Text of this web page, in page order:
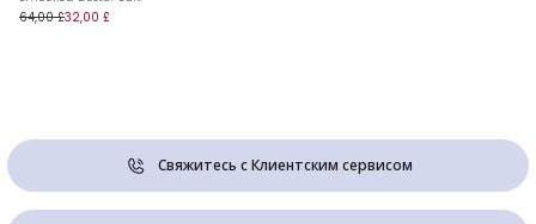
64,00 £32,00 £
Свяжитесь с Клиентским сервисом